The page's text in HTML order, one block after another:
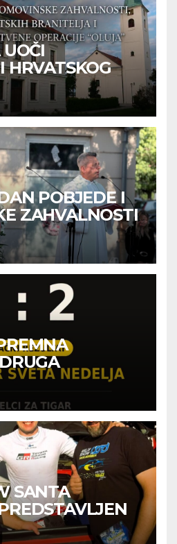
HRVATSKOG
POBJEDE I
ZAHVALNOSTI
TIGROVE
SANTA